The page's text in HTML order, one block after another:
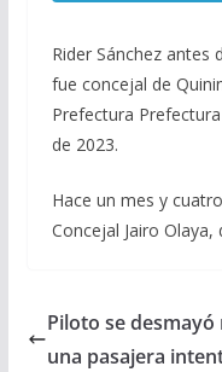
Rider Sánchez antes
fue concejal de
Prefectura
de 2023.
Hace un mes y
Concejal Jairo Olaya,
Piloto se
una pasajera